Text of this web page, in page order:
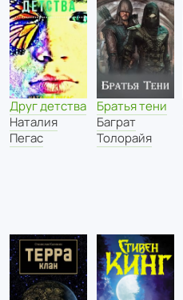
Друг детства
Наталия
Пегас
Братья тени
Баграт
Толорайя